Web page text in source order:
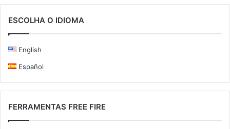
ESCOLHA O IDIOMA
English
Español
FERRAMENTAS FREE FIRE